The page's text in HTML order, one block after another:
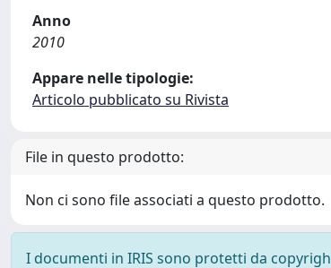
Anno
2010
Appare nelle tipologie:
Articolo pubblicato su Rivista
File in questo prodotto:
Non ci sono file associati a questo prodotto.
I documenti in IRIS sono protetti da